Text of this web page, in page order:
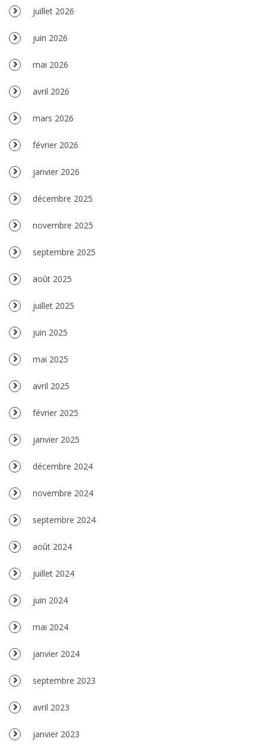
juillet 2026
juin 2026
mai 2026
avril 2026
mars 2026
février 2026
janvier 2026
décembre 2025
novembre 2025
septembre 2025
août 2025
juillet 2025
juin 2025
mai 2025
avril 2025
février 2025
janvier 2025
décembre 2024
novembre 2024
septembre 2024
août 2024
juillet 2024
juin 2024
mai 2024
janvier 2024
septembre 2023
avril 2023
janvier 2023